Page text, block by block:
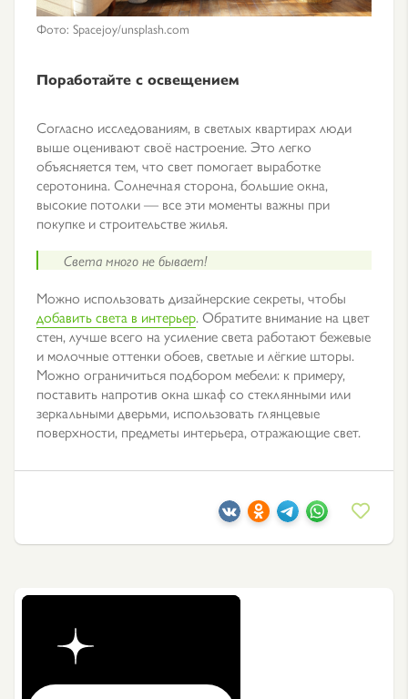
Фото: Spacejoy/unsplash.com
Поработайте с освещением
Согласно исследованиям, в светлых квартирах люди
выше оценивают своё настроение. Это легко
объясняется тем, что свет помогает выработке
серотонина. Солнечная сторона, большие окна,
высокие потолки — все эти моменты важны при
покупке и строительстве жилья.
Света много не бывает!
Можно использовать дизайнерские секреты, чтобы
добавить света в интерьер. Обратите внимание на цвет
стен, лучше всего на усиление света работают бежевые
и молочные оттенки обоев, светлые и лёгкие шторы.
Можно ограничиться подбором мебели: к примеру,
поставить напротив окна шкаф со стеклянными или
зеркальными дверьми, использовать глянцевые
поверхности, предметы интерьера, отражающие свет.